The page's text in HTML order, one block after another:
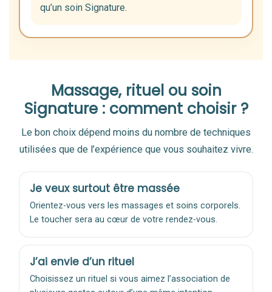
qu’un soin Signature.
Massage, rituel ou soin
Signature : comment choisir ?
Le bon choix dépend moins du nombre de techniques
utilisées que de l’expérience que vous souhaitez vivre.
Je veux surtout être massée
Orientez-vous vers les massages et soins corporels.
Le toucher sera au cœur de votre rendez-vous.
J’ai envie d’un rituel
Choisissez un rituel si vous aimez l’association de